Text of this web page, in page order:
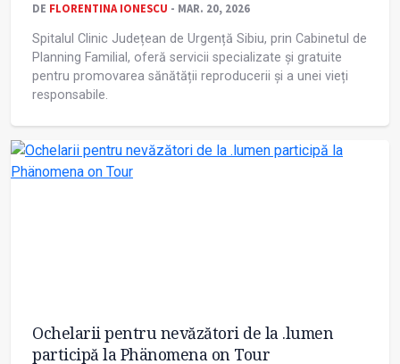
DE FLORENTINA IONESCU - MAR. 20, 2026
Spitalul Clinic Județean de Urgență Sibiu, prin Cabinetul de
Planning Familial, oferă servicii specializate și gratuite
pentru promovarea sănătății reproducerii și a unei vieți
responsabile.
Ochelarii pentru nevăzători de la .lumen
participă la Phänomena on Tour